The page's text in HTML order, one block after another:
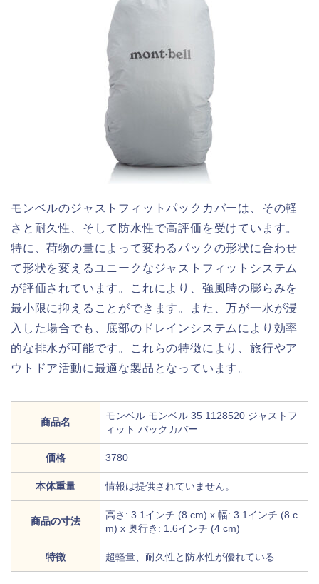
モンベルのジャストフィットパックカバーは、その軽
さと耐久性、そして防水性で高評価を受けています。
特に、荷物の量によって変わるパックの形状に合わせ
て形状を変えるユニークなジャストフィットシステム
が評価されています。これにより、強風時の膨らみを
最小限に抑えることができます。また、万が一水が浸
入した場合でも、底部のドレインシステムにより効率
的な排水が可能です。これらの特徴により、旅行やア
ウトドア活動に最適な製品となっています。
商品名
モンベル モンベル 35 1128520 ジャストフ
ィット パックカバー
価格 3780
本体重量 情報は提供されていません。
商品の寸法
高さ: 3.1インチ (8 cm) x 幅: 3.1インチ (8 c
m) x 奥行き: 1.6インチ (4 cm)
特徴 超軽量、耐久性と防水性が優れている